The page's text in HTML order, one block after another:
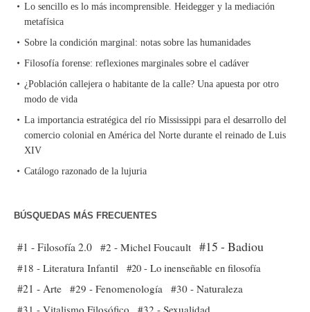
Lo sencillo es lo más incomprensible. Heidegger y la mediación
metafísica
Sobre la condición marginal: notas sobre las humanidades
Filosofía forense: reflexiones marginales sobre el cadáver
¿Población callejera o habitante de la calle? Una apuesta por otro
modo de vida
La importancia estratégica del río Mississippi para el desarrollo del
comercio colonial en América del Norte durante el reinado de Luis
XIV
Catálogo razonado de la lujuria
BÚSQUEDAS MÁS FRECUENTES
#1 - Filosofía 2.0 #2 - Michel Foucault #15 - Badiou
#18 - Literatura Infantil #20 - Lo inenseñable en filosofía
#21 - Arte #29 - Fenomenología
#30 - Naturaleza
#31 - Vitalismo Filosófico
#32 - Sexualidad